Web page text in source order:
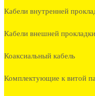
Кабели внутренней
Кабели внешней прокладки
Коаксиальный кабель
Комплектующие к витой